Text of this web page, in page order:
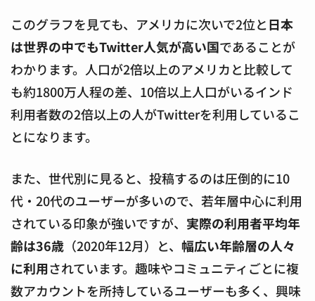
このグラフを見ても、アメリカに次いで2位と日本
は世界の中でもTwitter人気が高い国であることが
わかります。人口が2倍以上のアメリカと比較して
も約1800万人程の差、10倍以上人口がいるインド
利用者数の2倍以上の人がTwitterを利用しているこ
とになります。
また、世代別に見ると、投稿するのは圧倒的に10
代・20代のユーザーが多いので、若年層中心に利用
されている印象が強いですが、 実際の利用者平均年
齢は36歳 （2020年12月）と、 幅広い年齢層の人々
に利用されています。趣味やコミュニティごとに複
数アカウントを所持しているユーザーも多く、興味